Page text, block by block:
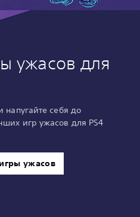
ужасов для
напугайте себя до
игр ужасов для PS4
ужасов